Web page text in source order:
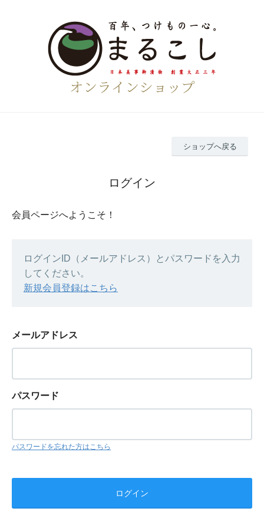
ショップへ戻る
ログイン
会員ページへようこそ！
ログインID（メールアドレス）とパスワードを入力
してください。
新規会員登録はこちら
メールアドレス
パスワード
パスワードを忘れた方はこちら